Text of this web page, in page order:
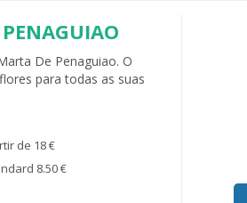
De Penaguiao. O
para todas as suas
de 18 €
8.50 €